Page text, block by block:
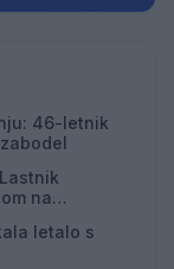
46-letnik
na
letalo s